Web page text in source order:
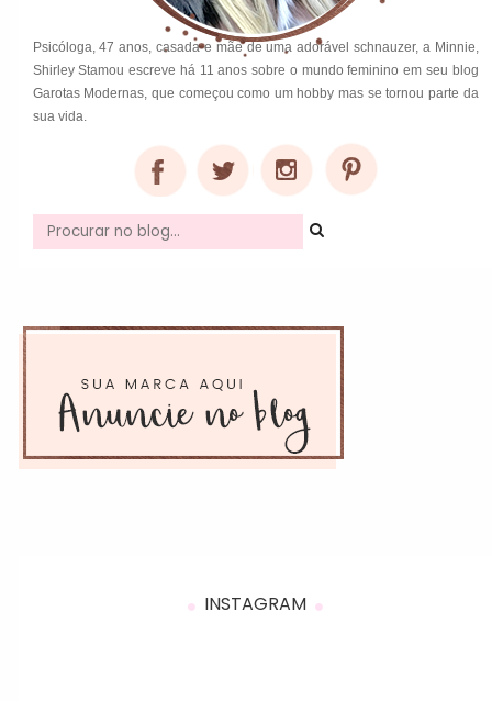
Psicóloga, 47 anos, casada e mãe de uma adorável schnauzer, a Minnie,
Shirley Stamou escreve há 11 anos sobre o mundo feminino em seu blog
Garotas Modernas, que começou como um hobby mas se tornou parte da
sua vida.
INSTAGRAM